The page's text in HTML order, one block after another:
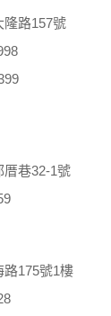
，我們無法為您
上問題需查閱他
破案！
關企業伙伴網站
提供的服務後，
他人讀取您的個
站。
隆路157號
厝巷32-1號
路175號1樓